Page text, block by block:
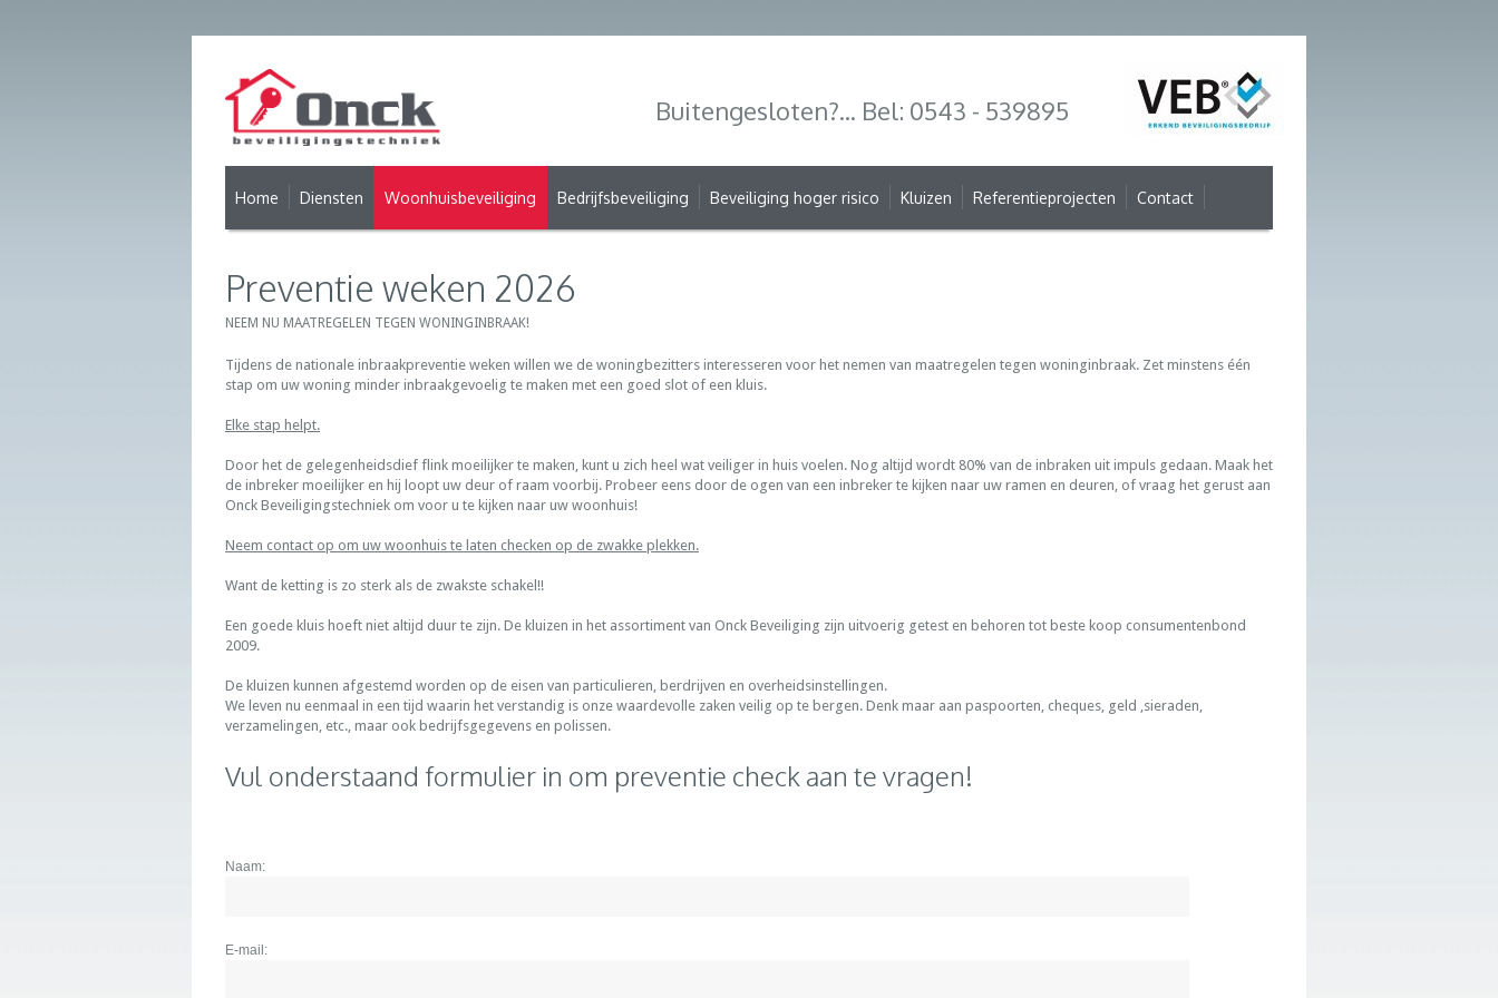
Buitengesloten?... Bel: 0543 - 539895
Home Diensten Woonhuisbeveiliging Bedrijfsbeveiliging Beveiliging hoger risico Kluizen Referentieprojecten Contact
Preventie weken 2026
NEEM NU MAATREGELEN TEGEN WONINGINBRAAK!
Tijdens de nationale inbraakpreventie weken willen we de woningbezitters interesseren voor het nemen van maatregelen tegen woninginbraak. Zet minstens één
stap om uw woning minder inbraakgevoelig te maken met een goed slot of een kluis.
Elke stap helpt.
Door het de gelegenheidsdief flink moeilijker te maken, kunt u zich heel wat veiliger in huis voelen. Nog altijd wordt 80% van de inbraken uit impuls gedaan. Maak het
de inbreker moeilijker en hij loopt uw deur of raam voorbij. Probeer eens door de ogen van een inbreker te kijken naar uw ramen en deuren, of vraag het gerust aan
Onck Beveiligingstechniek om voor u te kijken naar uw woonhuis!
Neem contact op om uw woonhuis te laten checken op de zwakke plekken.
Want de ketting is zo sterk als de zwakste schakel!!
Een goede kluis hoeft niet altijd duur te zijn. De kluizen in het assortiment van Onck Beveiliging zijn uitvoerig getest en behoren tot beste koop consumentenbond
2009.
De kluizen kunnen afgestemd worden op de eisen van particulieren, berdrijven en overheidsinstellingen.
We leven nu eenmaal in een tijd waarin het verstandig is onze waardevolle zaken veilig op te bergen. Denk maar aan paspoorten, cheques, geld ,sieraden,
verzamelingen, etc., maar ook bedrijfsgegevens en polissen.
Vul onderstaand formulier in om preventie check aan te vragen!
Naam:
E-mail: